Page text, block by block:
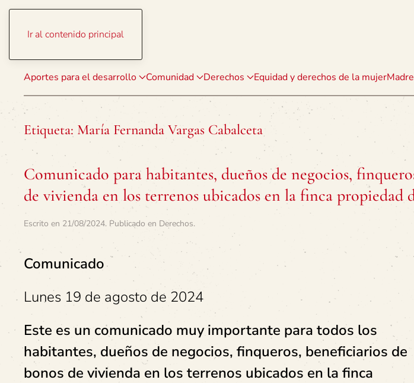
Ir al contenido principal
Aportes para el desarrollo Comunidad Derechos Equidad y derechos de la mujer
Etiqueta: María Fernanda Vargas Cabalceta
Comunicado para habitantes, dueños de negocios,
de vivienda en los terrenos ubicados en la finca propiedad
Escrito en 21/08/2024. Publicado en Derechos.
Comunicado
Lunes 19 de agosto de 2024
Este es un comunicado muy importante para todos los
habitantes, dueños de negocios, finqueros, beneficiarios de
bonos de vivienda en los terrenos ubicados en la finca